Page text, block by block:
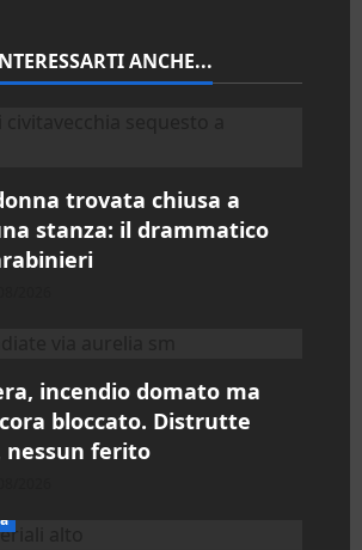
ANCHE...
trovata chiusa a
stanza: il drammatico
incendio domato ma
bloccato. Distrutte
nessun ferito